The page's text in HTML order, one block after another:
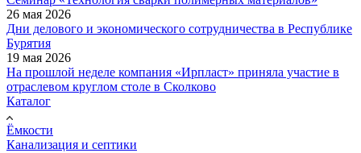
26 мая 2026
Дни делового и экономического сотрудничества в Республике
Бурятия
19 мая 2026
На прошлой неделе компания «Ирпласт» приняла участие в
отраслевом круглом столе в Сколково
Каталог
Ёмкости
Канализация и септики